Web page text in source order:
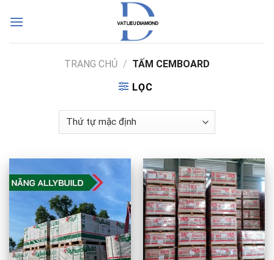
TRANG CHỦ / TẤM CEMBOARD
LỌC